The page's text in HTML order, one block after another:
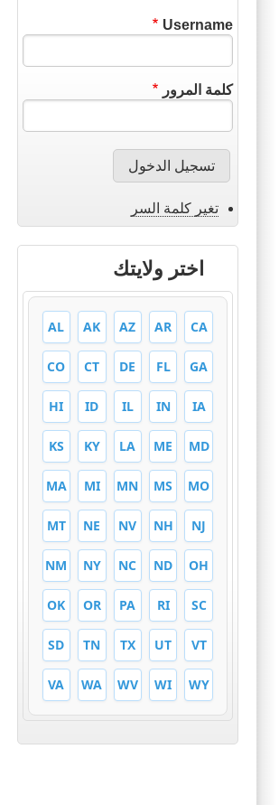
Username
كلمة المرور
تغير كلمة السر
اختر ولايتك
AL AK AZ AR CA
CO CT DE FL GA
HI ID IL IN IA
KS KY LA ME MD
MA MI MN MS MO
MT NE NV NH NJ
NM NY NC ND OH
OK OR PA RI SC
SD TN TX UT VT
VA WA WV WI WY
اختبار القيادة
في فرنسا
مع الترجمة
للعربي